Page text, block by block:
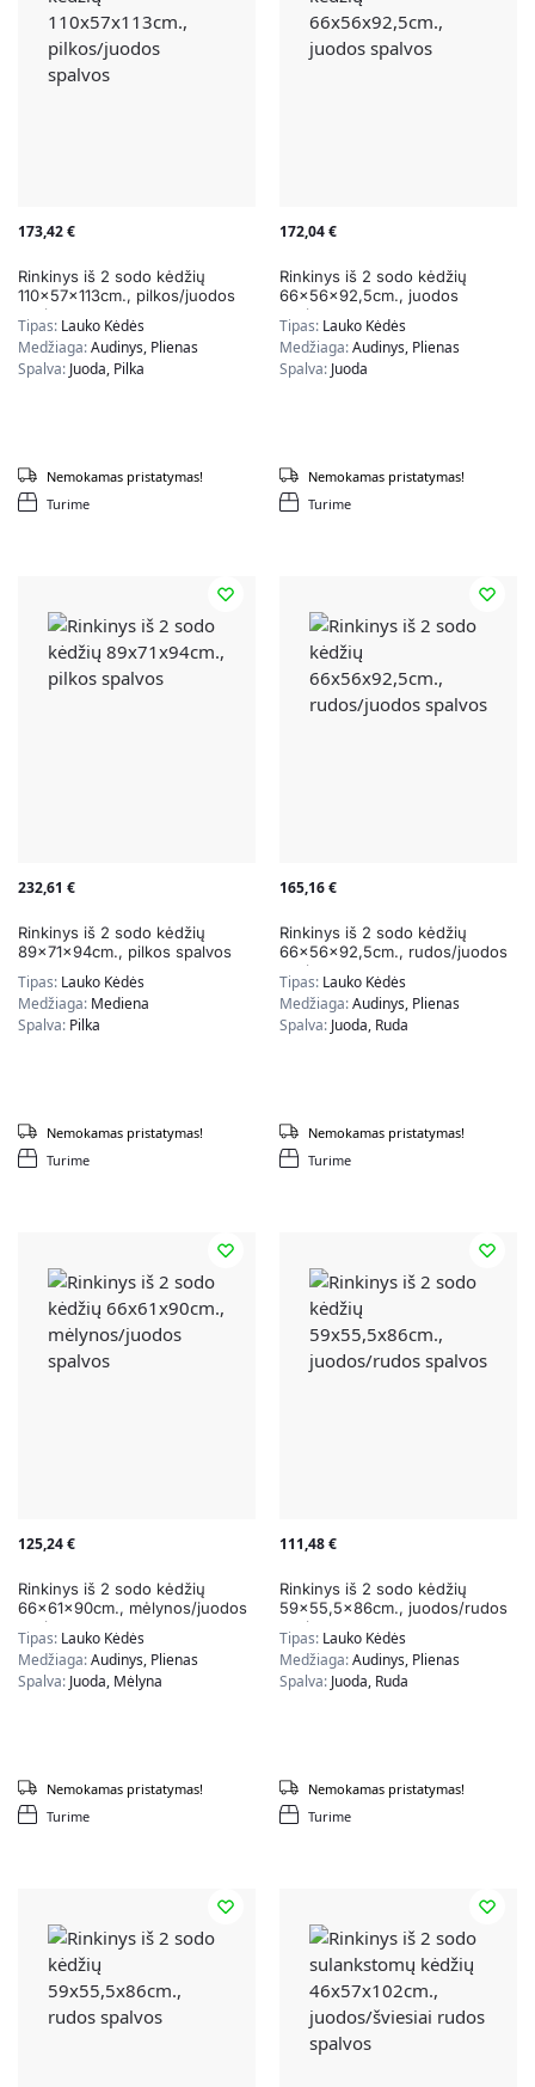
173,42€
Rinkinys iš 2 sodo kėdžių
110x57x113cm., pilkos/juodos
spalvos
Tipas: Lauko Kėdės
Medžiaga:Audinys, Plienas
Spalva: Juoda, Pilka
Turime
Nemokamas pristatymas!
172,04€
Rinkinys iš 2 sodo kėdžių
66x56x92,5cm., juodos
spalvos
Tipas: Lauko Kėdės
Medžiaga:Audinys, Plienas
Spalva: Juoda
Turime
Nemokamas pristatymas!
232,61 €
Rinkinys iš 2 sodo kėdžių
89x71x94cm., pilkos spalvos
Tipas: Lauko Kėdės
Medžiaga: Mediena
Spalva: Pilka
Turime
Nemokamas pristatymas!
165,16€
Rinkinys iš 2 sodo kėdžių
66x56x92,5cm., rudos/juodos
spalvos
Tipas: Lauko Kėdės
Medžiaga:Audinys, Plienas
Spalva: Juoda, Ruda
Turime
Nemokamas pristatymas!
125,24€
Rinkinys iš 2 sodo kėdžių
66x61x90cm., mėlynos/juodos
spalvos
Tipas: Lauko Kėdės
Medžiaga:Audinys, Plienas
Spalva: Juoda, Mėlyna
Turime
Nemokamas pristatymas!
111,48€
Rinkinys iš 2 sodo kėdžių
59×55,5x86cm., juodos/rudos
spalvos
Tipas: Lauko Kėdės
Medžiaga:Audinys, Plienas
Spalva: Juoda, Ruda
Turime
Nemokamas pristatymas!